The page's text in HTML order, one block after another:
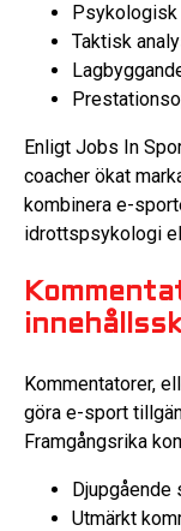
Taktisk
Enligt Jobs In
coacher ökat
kombinera e-
idrottspsykologi
Kommentatorer,
göra e-sport
Framgångsrika
Djupgående
Utmärkt